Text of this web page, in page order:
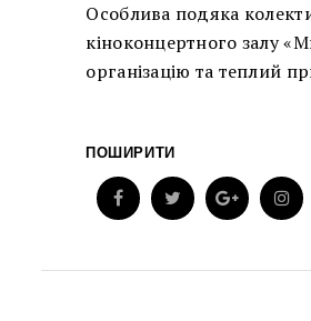
Особлива подяка
кіноконцертного залу
організацію та теплий
ПОШИРИТИ